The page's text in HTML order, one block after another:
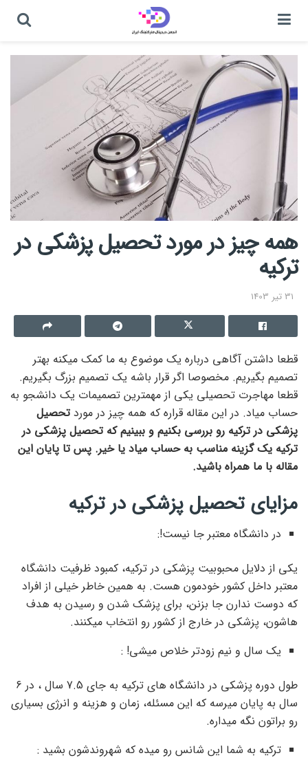
همه چیز در مورد تحصیل پزشکی در
ترکیه
31 تیر 1403
قطعا داشتن آگاهی درباره یک موضوع به ما کمک میکنه بهتر
تصمیم بگیریم. مخصوصا اگر قرار باشه یک تصمیم بزرگ بگیریم.
قطعا مهاجرت تحصیلی یکی از مهمترین تصمیمات یک دانشجو به
حساب میاد. در این مقاله قراره که همه چیز در موردتحصیل
پزشکی در ترکیه رو بررسی بکنیم و ببینیم که تحصیل پزشکی در
ترکیه یک گزینه مناسب به حساب میاد یا خیر. پس تا پایان این
مقاله با ما همراه باشید.
مزایای تحصیل پزشکی در ترکیه
در دانشگاه معتبر جا نیست!:
یکی از دلایل محبوبیت پزشکی در ترکیه، کمبود ظرفیت دانشگاه
معتبر داخل کشور خودمون هست. به همین خاطر خیلی از افراد
که دوست ندارن جا بزنن، برای پزشک شدن و رسیدن به هدف
هاشون، پزشکی در خارج از کشور رو انتخاب میکنند.
یک سال و نیم زودتر خلاص میشی! :
طول دوره پزشکی در دانشگاه های ترکیه به جای 7.5 سال ، در 6
سال به پایان میرسه که این مسئله، زمان و هزینه و انرژی بسیاری
رو براتون نگه میداره.
ترکیه به شما این شانس رو میده که شهروندشون بشید :